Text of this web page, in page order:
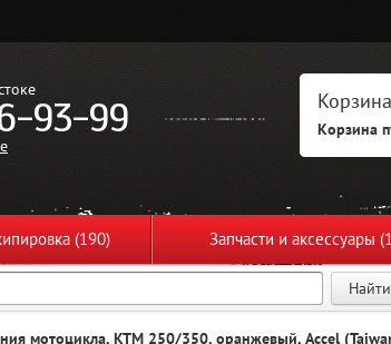
93-99 Корзина
Корзина
(190) Запчасти и аксессуары
мотоцикла, KTM 250/350, оранжевый, Accel